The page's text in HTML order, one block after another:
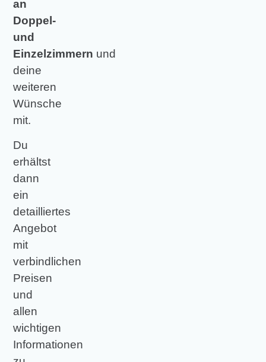
an
Doppel-
und
Einzelzimmern und
deine
weiteren
Wünsche
mit.
Du
erhältst
dann
ein
detailliertes
Angebot
mit
verbindlichen
Preisen
und
allen
wichtigen
Informationen